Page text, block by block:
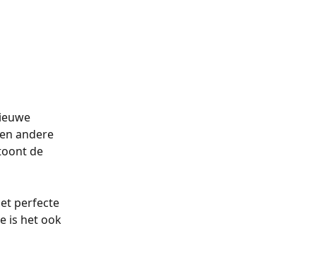
andere
de
perfecte
is het ook